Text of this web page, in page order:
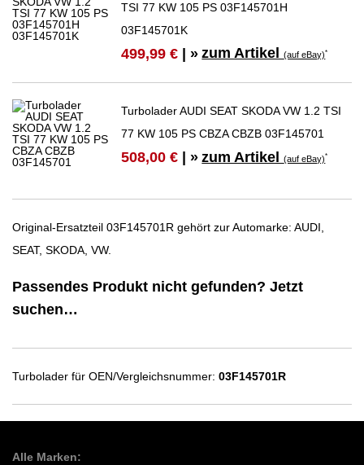
TSI 77 KW 105 PS 03F145701H
03F145701K
499,99 € | » zum Artikel(auf eBay)*
Turbolader AUDI SEAT SKODA VW 1.2 TSI
77 KW 105 PS CBZA CBZB 03F145701
508,00 € | » zum Artikel(auf eBay)*
Original-Ersatzteil 03F145701R gehört zur Automarke: AUDI,
SEAT, SKODA, VW.
Passendes Produkt nicht gefunden? Jetzt
suchen…
Turbolader für OEN/Vergleichsnummer: 03F145701R
Alle Marken: